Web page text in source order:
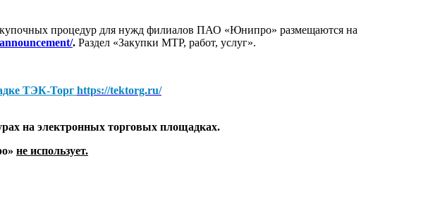
процедур для нужд филиалов ПАО «Юнипро» размещаются на
. Раздел «Закупки МТР, работ, услуг».
ТЭК-Торг https://tektorg.ru/
на электронных торговых площадках.
не использует.